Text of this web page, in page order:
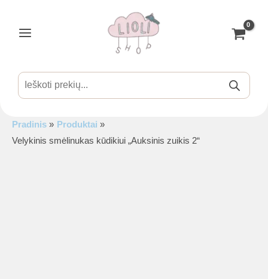
turinio
Products
search
Pradinis
Produktai
Velykinis smėlinukas kūdikiui „Auksinis zuikis 2“